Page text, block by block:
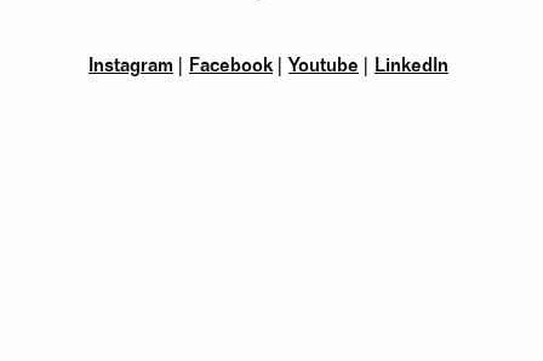
Instagram Facebook Youtube LinkedIn